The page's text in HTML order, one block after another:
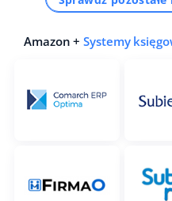
Amazon +Systemy